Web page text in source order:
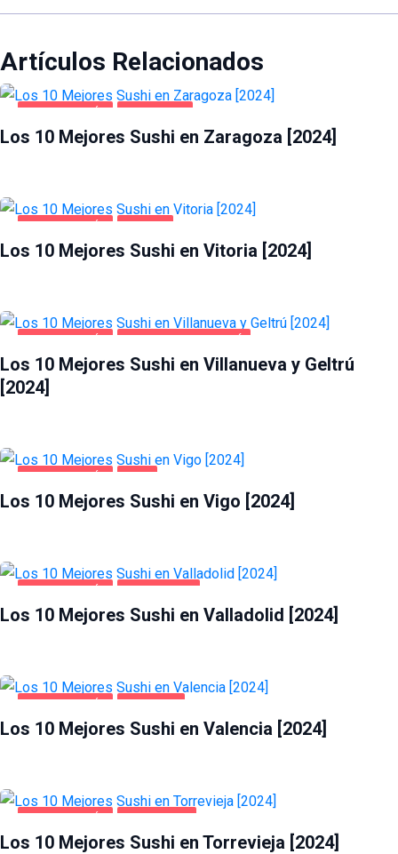
Artículos Relacionados
GASTRONOMÍA ZARAGOZA
Los 10 Mejores Sushi en Zaragoza [2024]
GASTRONOMÍA VITORIA
Los 10 Mejores Sushi en Vitoria [2024]
GASTRONOMÍA VILLANUEVA Y GELTRÚ
Los 10 Mejores Sushi en Villanueva y Geltrú
[2024]
GASTRONOMÍA VIGO
Los 10 Mejores Sushi en Vigo [2024]
GASTRONOMÍA VALLADOLID
Los 10 Mejores Sushi en Valladolid [2024]
GASTRONOMÍA VALENCIA
Los 10 Mejores Sushi en Valencia [2024]
GASTRONOMÍA TORREVIEJA
Los 10 Mejores Sushi en Torrevieja [2024]